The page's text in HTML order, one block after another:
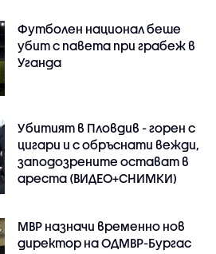
Футболен национал беше
убит с павета при грабеж в
Уганда
Убитият в Пловдив - горен с
цигари и с обръснати вежди,
заподозрените остават в
ареста (ВИДЕО+СНИМКИ)
МВР назначи временно нов
директор на ОДМВР-Бургас